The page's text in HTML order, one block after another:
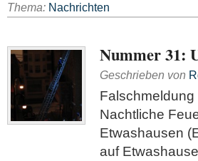
Thema: Nachrichten
Nummer 31:
Geschrieben von
Nachtliche
Etwashausen
auf